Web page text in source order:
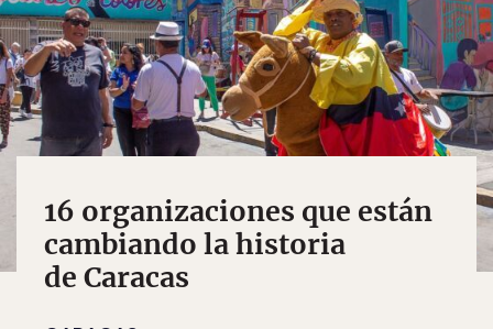
16 organizaciones que están
cambiando la historia
de Caracas